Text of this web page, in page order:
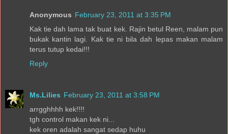
Anonymous February 23, 2011 at 3:35 PM
Kak tie dah lama tak buat kek. Rajin betul Reen, malam pun
bukak kantin lagi. Kak tie ni bila dah lepas makan malam
terus tutup kedai!!!
Reply
Ms.Lilies February 23, 2011 at 3:58 PM
arrgghhhh kek!!!!
tgh control makan kek ni...
kek oren adalah sangat sedap huhu